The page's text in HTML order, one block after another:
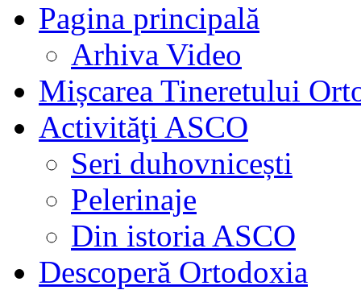
Pagina principală
Arhiva Video
Mișcarea Tineretului
Activităţi ASCO
Seri duhovnicești
Pelerinaje
Din istoria ASCO
Descoperă Ortodoxia